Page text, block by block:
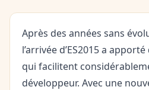
Après des années sans
l’arrivée d’ES2015 a
qui facilitent
développeur. Avec une